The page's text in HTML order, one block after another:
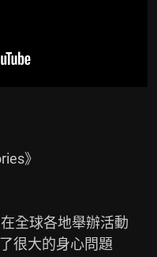
》
全球各地舉辦活動
很大的身心問題